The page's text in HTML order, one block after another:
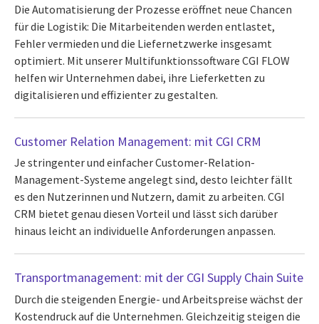
Die Automatisierung der Prozesse eröffnet neue Chancen
für die Logistik: Die Mitarbeitenden werden entlastet,
Fehler vermieden und die Liefernetzwerke insgesamt
optimiert. Mit unserer Multifunktionssoftware CGI FLOW
helfen wir Unternehmen dabei, ihre Lieferketten zu
digitalisieren und effizienter zu gestalten.
Customer Relation Management: mit CGI CRM
Je stringenter und einfacher Customer-Relation-
Management-Systeme angelegt sind, desto leichter fällt
es den Nutzerinnen und Nutzern, damit zu arbeiten. CGI
CRM bietet genau diesen Vorteil und lässt sich darüber
hinaus leicht an individuelle Anforderungen anpassen.
Transportmanagement: mit der CGI Supply Chain Suite
Durch die steigenden Energie- und Arbeitspreise wächst der
Kostendruck auf die Unternehmen. Gleichzeitig steigen die